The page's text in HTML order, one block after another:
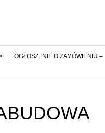
>
OGŁOSZENIE O ZAMÓWIENIU –